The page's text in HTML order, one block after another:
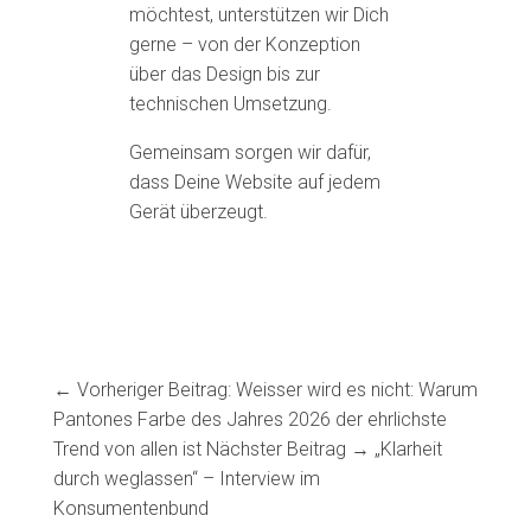
möchtest, unterstützen wir Dich
gerne – von der Konzeption
über das Design bis zur
technischen Umsetzung.
Gemeinsam sorgen wir dafür,
dass Deine Website auf jedem
Gerät überzeugt.
← Vorheriger Beitrag: Weisser wird es nicht: Warum
Pantones Farbe des Jahres 2026 der ehrlichste
Trend von allen ist Nächster Beitrag → „Klarheit
durch weglassen“ – Interview im
Konsumentenbund